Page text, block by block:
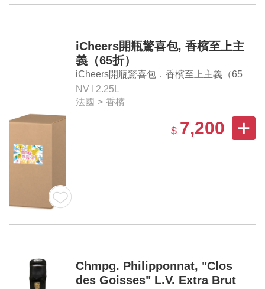
iCheers開瓶驚喜包, 香檳至上主
義（65折）
iCheers開瓶驚喜包．香檳至上主義（65
折）
NV
2.25L
法國 > 香檳
$ 7,200
Chmpg. Philipponnat, "Clos
des Goisses" L.V. Extra Brut